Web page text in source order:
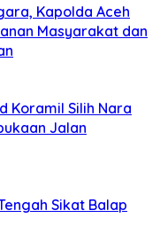
Kapolda Aceh
Masyarakat dan
Koramil Silih Nara
Jalan
Sikat Balap